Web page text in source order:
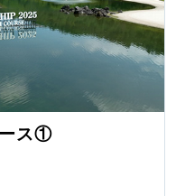
ース①